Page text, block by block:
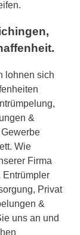
lohnen sich
&
Wie
Firma
Entrümpler
Privat
&
uns an und